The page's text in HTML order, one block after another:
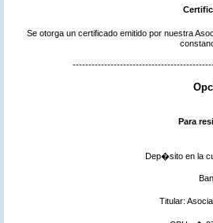
Se otorga un certificado emitido por nuestra
Para
Dep�sito en la
Titular: